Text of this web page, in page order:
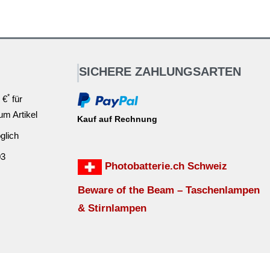
€* für
Artikel
SICHERE ZAHLUNGSARTEN
Kauf auf Rechnung
Photobatterie.ch Schweiz
Beware of the Beam – Taschenlampen
& Stirnlampen